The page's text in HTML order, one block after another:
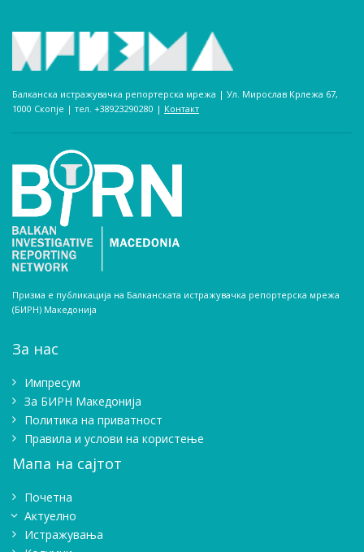
Балканска истражувачка репортерска мрежа | Ул. Мирослав Крлежа 67,
1000 Скопје | тел. +38923290280­ | Контакт
Призма е публикација на Балканската истражувачка репортерска мрежа
(БИРН) Македонија
За нас
Импресум
Зa БИРН Македонија
Политика на приватност
Правила и услови на користење
Мапа на сајтот
Почетна
Актуелно
Истражувањa